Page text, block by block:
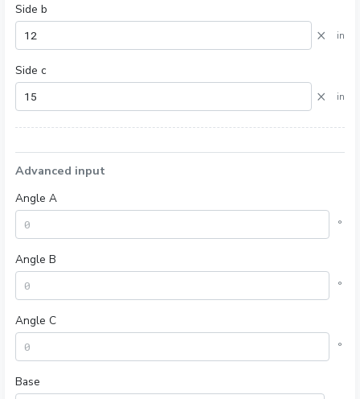
Side b
× in
Side c
× in
Advanced input
Angle A
°
Angle B
°
Angle C
°
Base